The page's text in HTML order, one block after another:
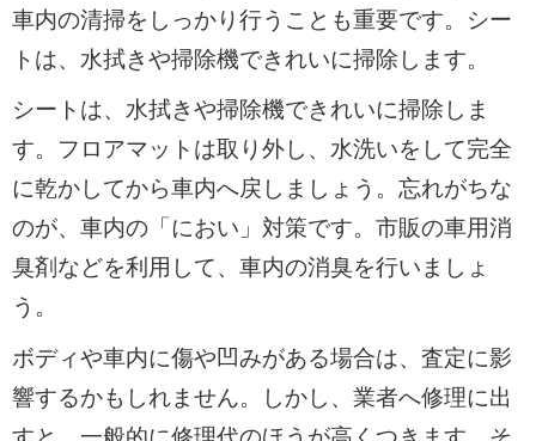
車内の清掃をしっかり行うことも重要です。シー
トは、水拭きや掃除機できれいに掃除します。
シートは、水拭きや掃除機できれいに掃除しま
す。フロアマットは取り外し、水洗いをして完全
に乾かしてから車内へ戻しましょう。忘れがちな
のが、車内の「におい」対策です。市販の車用消
臭剤などを利用して、車内の消臭を行いましょ
う。
ボディや車内に傷や凹みがある場合は、査定に影
響するかもしれません。しかし、業者へ修理に出